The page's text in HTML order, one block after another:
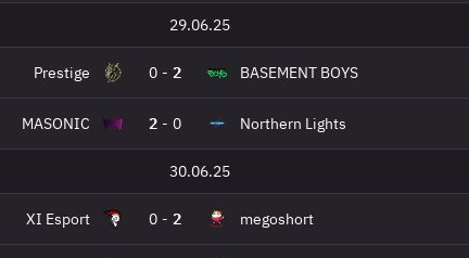
29.06.25
Prestige 0 - 2 BASEMENT BOYS
MASONIC 2 - 0 Northern Lights
30.06.25
XI Esport 0 - 2 megoshort